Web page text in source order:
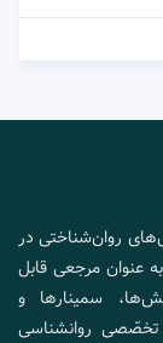
روان‌شناختی در
عنوان مرجعی قابل
سمینارها و
روانشناسی